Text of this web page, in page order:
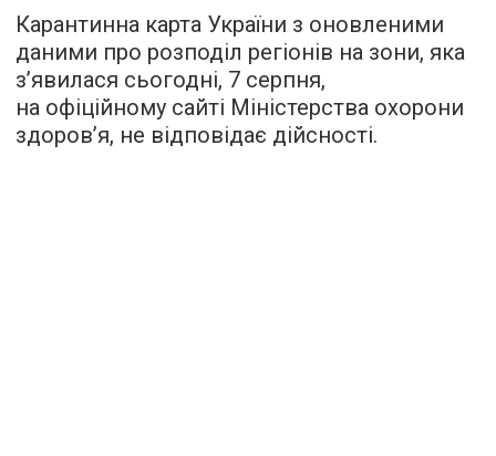
Карантинна карта України з оновленими
даними про розподіл регіонів на зони, яка
з’явилася сьогодні, 7 серпня,
на офіційному сайті Міністерства охорони
здоров’я, не відповідає дійсності.